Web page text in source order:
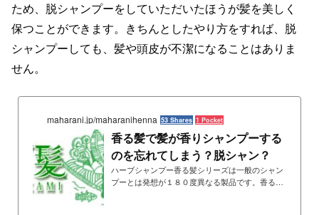
ため、脱シャンプーをしていただいたほうが髪を美しく
保つことができます。きちんとしたやり方をすれば、脱
シャンプーしても、髪や頭皮が不潔になることはありま
せん。
maharani.jp/maharanihenna 53 Shares 1 Pocket
香る髪で髪が香りシャンプーする
のを忘れてしまう？脱シャン？
ハーブシャンプー香る髪シリーズは一般のシャン
プーとは発想が１８０度異なる製品です。香る髪